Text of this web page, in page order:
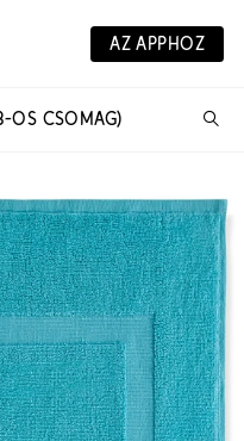
AZ APPHOZ
OS CSOMAG)